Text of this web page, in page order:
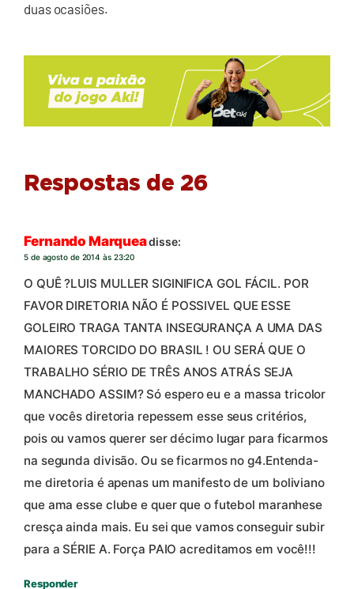
duas ocasiões.
Respostas de 26
Fernando Marqueadisse:
5 de agosto de 2014 às 23:20
O QUÊ ?LUIS MULLER SIGINIFICA GOL FÁCIL. POR
FAVOR DIRETORIA NÃO É POSSIVEL QUE ESSE
GOLEIRO TRAGA TANTA INSEGURANÇA A UMA DAS
MAIORES TORCIDO DO BRASIL ! OU SERÁ QUE O
TRABALHO SÉRIO DE TRÊS ANOS ATRÁS SEJA
MANCHADO ASSIM? Só espero eu e a massa tricolor
que vocês diretoria repessem esse seus critérios,
pois ou vamos querer ser décimo lugar para ficarmos
na segunda divisão. Ou se ficarmos no g4.Entenda-
me diretoria é apenas um manifesto de um boliviano
que ama esse clube e quer que o futebol maranhese
cresça ainda mais. Eu sei que vamos conseguir subir
para a SÉRIE A. Força PAIO acreditamos em você!!!
Responder